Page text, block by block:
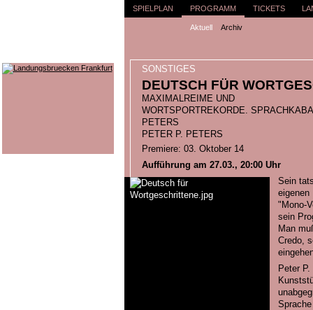
SPIELPLAN PROGRAMM
Aktuell Archiv
TICKETS
SONSTIGES
DEUTSCH FÜR
MAXIMALREIME UND
WORTSPORTREKORDE.
PETERS
PETER P. PETERS
Premiere: 03. Oktober 14
Aufführung am 27.03., 20:00 Uhr
Sein
eigenen
"Mono-
sein
Man
Credo,
Peter